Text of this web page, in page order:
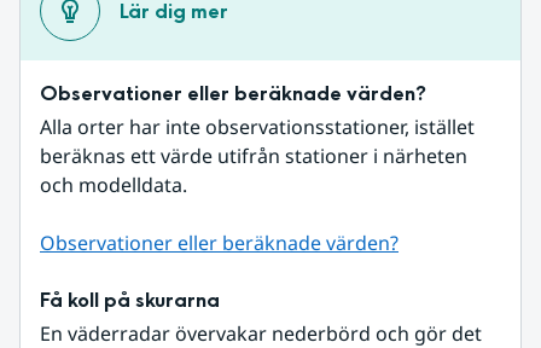
Lär dig mer
Observationer eller beräknade värden?
Alla orter har inte observationsstationer, istället
beräknas ett värde utifrån stationer i närheten
och modelldata.
Observationer eller beräknade värden?
Få koll på skurarna
En väderradar övervakar nederbörd och gör det